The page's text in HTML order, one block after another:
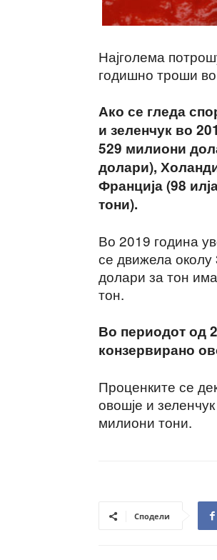
Најголема
годишно троши
Ако се гледа
и зеленчук во
529 милиони
долари),
Франција (98
тони).
Во 2019 година
се движела
долари за тон
тон.
Во периодот од
конзервирано
Проценките се
овошје и
милиони тони.
Сподели